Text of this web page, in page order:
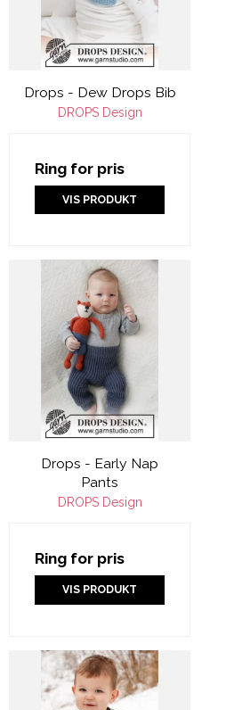
Drops - Dew Drops Bib
DROPS Design
Ring for pris
VIS PRODUKT
Drops - Early Nap
Pants
DROPS Design
Ring for pris
VIS PRODUKT